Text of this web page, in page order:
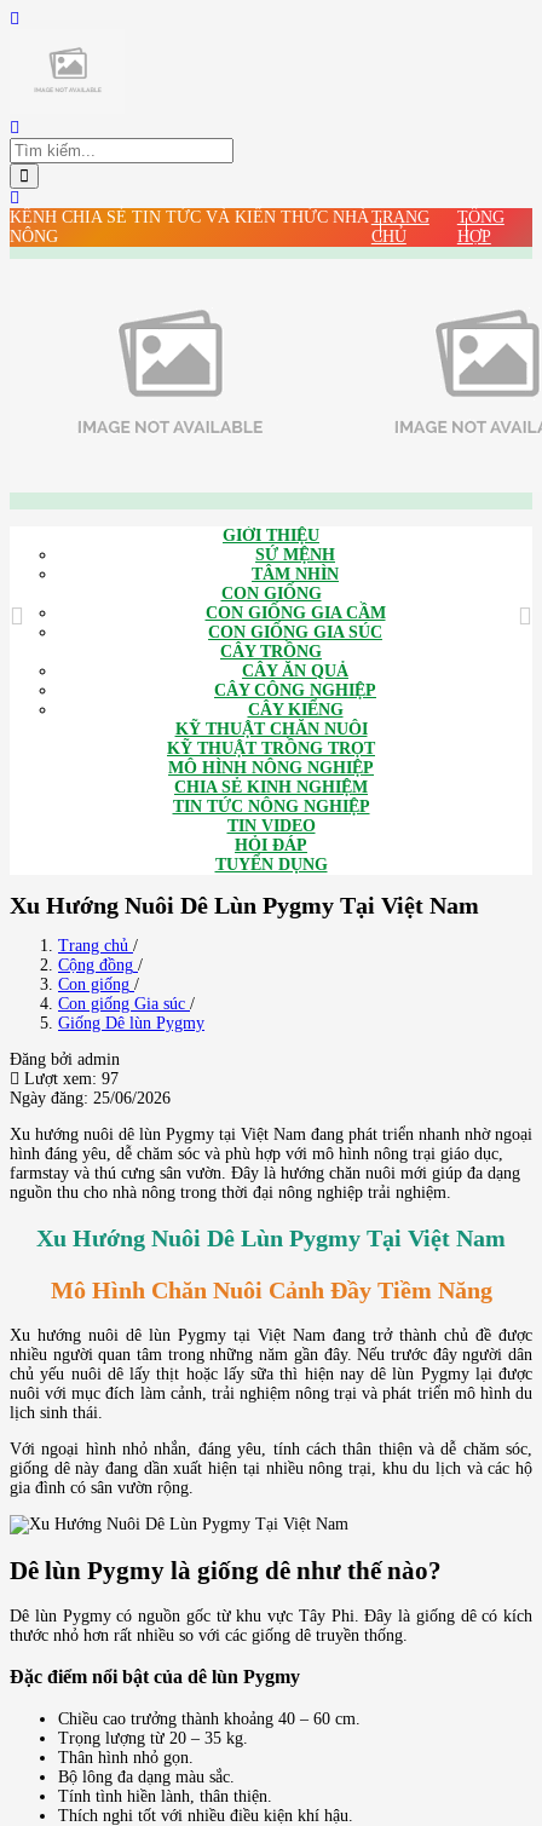
KÊNH CHIA SẺ TIN TỨC VÀ KIẾN THỨC NHÀ
NÔNG
TRANG
CHỦ
TỔNG
HỢP
GIỚI THIỆU
SỨ MỆNH
TÂM NHÌN
CON GIỐNG
CON GIỐNG GIA CẦM
CON GIỐNG GIA SÚC
CÂY TRỒNG
CÂY ĂN QUẢ
CÂY CÔNG NGHIỆP
CÂY KIỂNG
KỸ THUẬT CHĂN NUÔI
KỸ THUẬT TRỒNG TRỌT
MÔ HÌNH NÔNG NGHIỆP
CHIA SẺ KINH NGHIỆM
TIN TỨC NÔNG NGHIỆP
TIN VIDEO
HỎI ĐÁP
TUYỂN DỤNG
Xu Hướng Nuôi Dê Lùn Pygmy Tại Việt Nam
Trang chủ /
Cộng đồng /
Con giống /
Con giống Gia súc /
Giống Dê lùn Pygmy
Đăng bởi admin
Lượt xem: 97
Ngày đăng: 25/06/2026
Xu hướng nuôi dê lùn Pygmy tại Việt Nam đang phát triển nhanh nhờ ngoại
hình đáng yêu, dễ chăm sóc và phù hợp với mô hình nông trại giáo dục,
farmstay và thú cưng sân vườn. Đây là hướng chăn nuôi mới giúp đa dạng
nguồn thu cho nhà nông trong thời đại nông nghiệp trải nghiệm.
Xu Hướng Nuôi Dê Lùn Pygmy Tại Việt Nam
Mô Hình Chăn Nuôi Cảnh Đầy Tiềm Năng
Xu hướng nuôi dê lùn Pygmy tại Việt Nam đang trở thành chủ đề được
nhiều người quan tâm trong những năm gần đây. Nếu trước đây người dân
chủ yếu nuôi dê lấy thịt hoặc lấy sữa thì hiện nay dê lùn Pygmy lại được
nuôi với mục đích làm cảnh, trải nghiệm nông trại và phát triển mô hình du
lịch sinh thái.
Với ngoại hình nhỏ nhắn, đáng yêu, tính cách thân thiện và dễ chăm sóc,
giống dê này đang dần xuất hiện tại nhiều nông trại, khu du lịch và các hộ
gia đình có sân vườn rộng.
Dê lùn Pygmy là giống dê như thế nào?
Dê lùn Pygmy có nguồn gốc từ khu vực Tây Phi. Đây là giống dê có kích
thước nhỏ hơn rất nhiều so với các giống dê truyền thống.
Đặc điểm nổi bật của dê lùn Pygmy
Chiều cao trưởng thành khoảng 40 – 60 cm.
Trọng lượng từ 20 – 35 kg.
Thân hình nhỏ gọn.
Bộ lông đa dạng màu sắc.
Tính tình hiền lành, thân thiện.
Thích nghi tốt với nhiều điều kiện khí hậu.